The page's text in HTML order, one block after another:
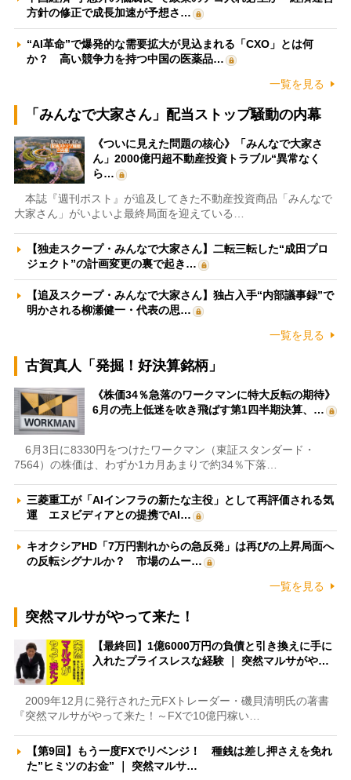
方針の修正で成長加速が予想さ…
“AI革命”で爆発的な需要拡大が見込まれる「CXO」とは何
か？ 高い競争力を持つ中国の医薬品…
一覧を見る
「みんなで大家さん」配当ストップ騒動の内幕
《ついに見えた問題の核心》「みんなで大家さ
ん」2000億円超不動産投資トラブル“異常なく
ら…
本誌『週刊ポスト』が追及してきた不動産投資商品「みんなで
大家さん」がいよいよ最終局面を迎えている…
【独走スクープ・みんなで大家さん】二転三転した“成田プロ
ジェクト”の計画変更の裏で起き…
【追及スクープ・みんなで大家さん】独占入手“内部議事録”で
明かされる柳瀬健一・代表の思…
一覧を見る
古賀真人「発掘！好決算銘柄」
《株価34％急落のワークマンに特大反転の期待》
6月の売上低迷を吹き飛ばす第1四半期決算、…
6月3日に8330円をつけたワークマン（東証スタンダード・
7564）の株価は、わずか1カ月あまりで約34％下落…
三菱重工が「AIインフラの新たな主役」として再評価される気
運 エヌビディアとの提携でAI…
キオクシアHD「7万円割れからの急反発」は再びの上昇局面へ
の反転シグナルか？ 市場のムー…
一覧を見る
突然マルサがやって来た！
【最終回】1億6000万円の負債と引き換えに手に
入れたプライスレスな経験 ｜ 突然マルサがや…
2009年12月に発行された元FXトレーダー・磯貝清明氏の著書
『突然マルサがやって来た！～FXで10億円稼い…
【第9回】もう一度FXでリベンジ！ 種銭は差し押さえを免れ
た”ヒミツのお金” ｜ 突然マルサ…